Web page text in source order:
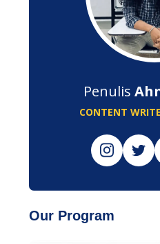
Penulis
CONTENT
Our Program